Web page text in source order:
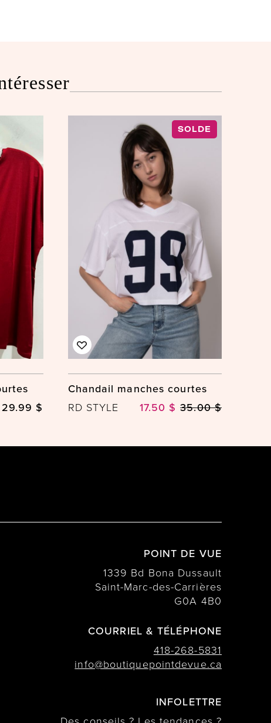
29.99 $
SOLDE
Chandail manches courtes
RD STYLE 17.50 $ 35.00 $
POINT DE VUE
1339 Bd Bona Dussault
Saint-Marc-des-Carrières
G0A 4B0
COURRIEL & TÉLÉPHONE
418-268-5831
info@boutiquepointdevue.ca
INFOLETTRE